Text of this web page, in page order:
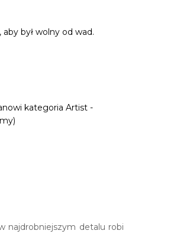
był wolny od wad.
kategoria Artist -
najdrobniejszym detalu robi